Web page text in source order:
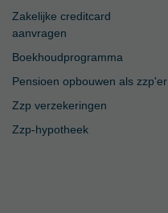
Zakelijke creditcard
aanvragen
Boekhoudprogramma
Pensioen opbouwen als zzp'er
Zzp verzekeringen
Zzp-hypotheek